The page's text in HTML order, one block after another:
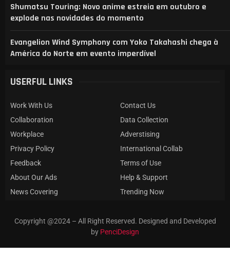
Shumatsu Touring: Novo anime estreia em outubro e
explode nas novidades do momento
Evangelion Wind Symphony com Yoko Takahashi chega à
América do Norte em evento imperdível
USERFUL LINKS
Work With Us
Contact Us
Collaboration
Data Collection
Workplace
Adverstising
Privacy Policy
International Collab
Feedback
Terms of Use
About Our Ads
Help & Support
News Covering
Trending Now
Copyright @2024 – All Right Reserved. Designed and Developed
by PenciDesign